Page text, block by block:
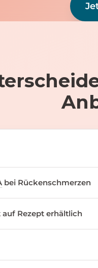
bei Rückenschmerzen
auf Rezept erhältlich